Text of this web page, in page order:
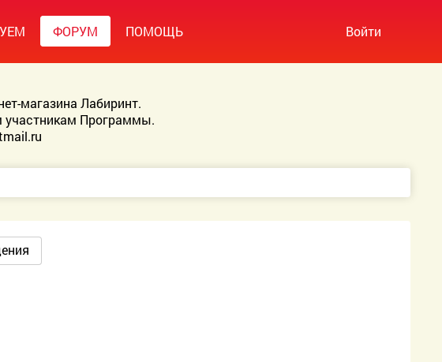
ФОРУМ ПОМОЩЬ Войти
магазина Лабиринт.
участникам Программы.